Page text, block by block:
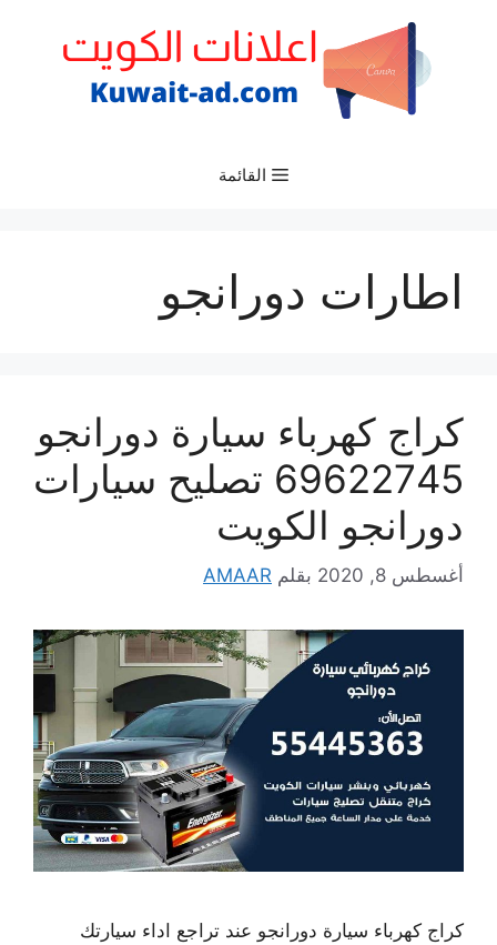
القائمة
اطارات دورانجو
كراج كهرباء سيارة دورانجو
69622745 تصليح سيارات
دورانجو الكويت
أغسطس 8, 2020 بقلم AMAAR
كراج كهرباء سيارة دورانجو عند تراجع اداء سيارتك